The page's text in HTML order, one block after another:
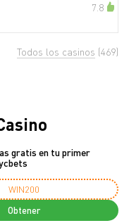
7.8
Todos los casinos (469)
gratis en tu primer
WIN200
Obtener